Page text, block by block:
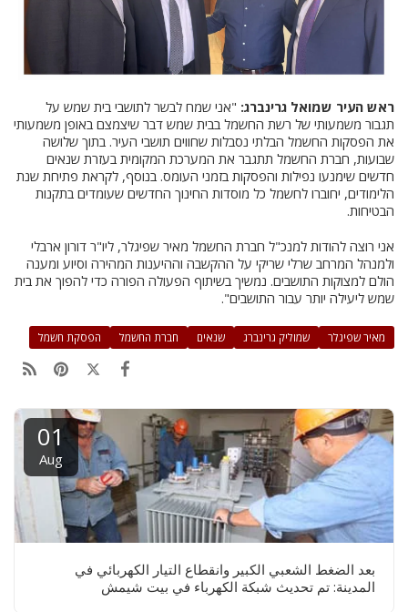
ראש העיר שמואל גרינברג: "אני שמח לבשר לתושבי בית שמש על
תגבור משמעותי של רשת החשמל בבית שמש דבר שיצמצם באופן משמעותי
את הפסקות החשמל הבלתי נסבלות שחווים תושבי העיר. בתוך שלושה
שבועות, חברת החשמל תתגבר את המערכת המקומית בעזרת שנאים
חדשים שימנעו נפילות והפסקות בזמני העומס. בנוסף, לקראת פתיחת שנת
הלימודים, יחוברו לחשמל כל מוסדות החינוך החדשים שעומדים בתקנות
הבטיחות.
אני רוצה להודות למנכ"ל חברת החשמל מאיר שפיגלר, ליו"ר דורון ארבלי
ולמנהל המרחב שרלי שריקי על ההקשבה וההיענות המהירה וסיוע ומענה
הולם למצוקות התושבים. נמשיך בשיתוף הפעולה הפורה כדי להפוך את בית
שמש ליעילה יותר עבור התושבים".
מאיר שפיגלר שמוליק גרינברג שנאים חברת החשמל הפסקת חשמל
01
Aug
بعد الضغط الشعبي الكبير وانقطاع التيار الكهربائي في
المدينة: تم تحديث شبكة الكهرباء في بيت شيمش